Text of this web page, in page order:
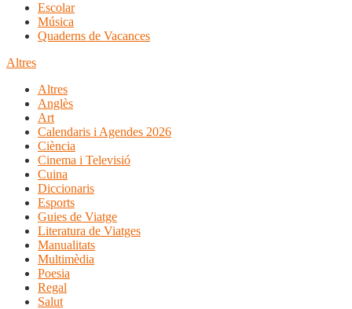
Escolar
Música
Quaderns de Vacances
Altres
Altres
Anglès
Art
Calendaris i Agendes 2026
Ciència
Cinema i Televisió
Cuina
Diccionaris
Esports
Guies de Viatge
Literatura de Viatges
Manualitats
Multimèdia
Poesia
Regal
Salut